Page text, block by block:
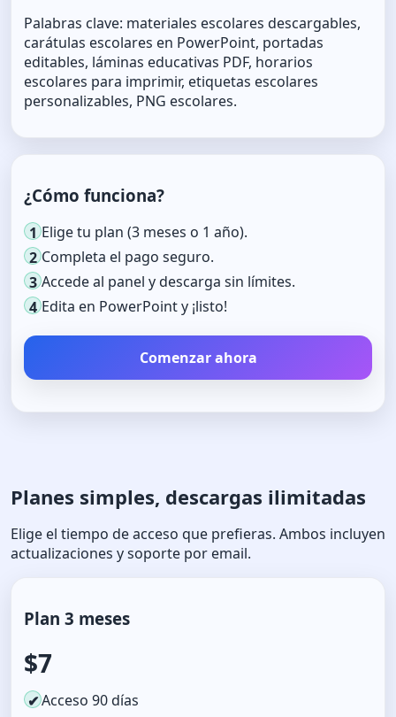
Palabras clave: materiales escolares descargables,
carátulas escolares en PowerPoint, portadas
editables, láminas educativas PDF, horarios
escolares para imprimir, etiquetas escolares
personalizables, PNG escolares.
¿Cómo funciona?
1 Elige tu plan (3 meses o 1 año).
2 Completa el pago seguro.
3 Accede al panel y descarga sin límites.
4 Edita en PowerPoint y ¡listo!
Comenzar ahora
Planes simples, descargas ilimitadas
Elige el tiempo de acceso que prefieras. Ambos incluyen
actualizaciones y soporte por email.
Plan 3 meses
$7
✔Acceso 90 días